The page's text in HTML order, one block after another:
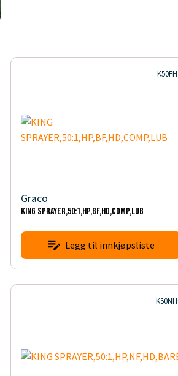
Graco
KING SPRAYER,50:1,HP,BF,HD,COMP,LUB
Legg til innkjøpsliste